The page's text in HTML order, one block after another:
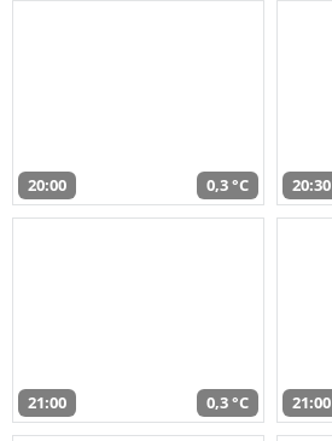
20:00 0,3 °C 20:30
21:00 0,3 °C 21:00